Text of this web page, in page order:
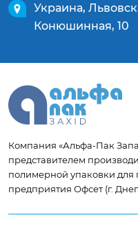
Украина,
Конюшинная, 10
Компания «Альфа-Пак
представителем
полимерной упаковки
предприятия Офсет (г.